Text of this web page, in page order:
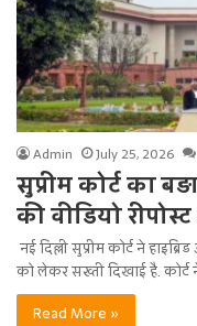
Admin July 25, 2026
सुप्रीम कोर्ट का
की वीडियो
नई दिल्ली सुप्रीम कोर्ट ने
को लेकर सख्ती दिखाई है. कोर्ट
Read More »